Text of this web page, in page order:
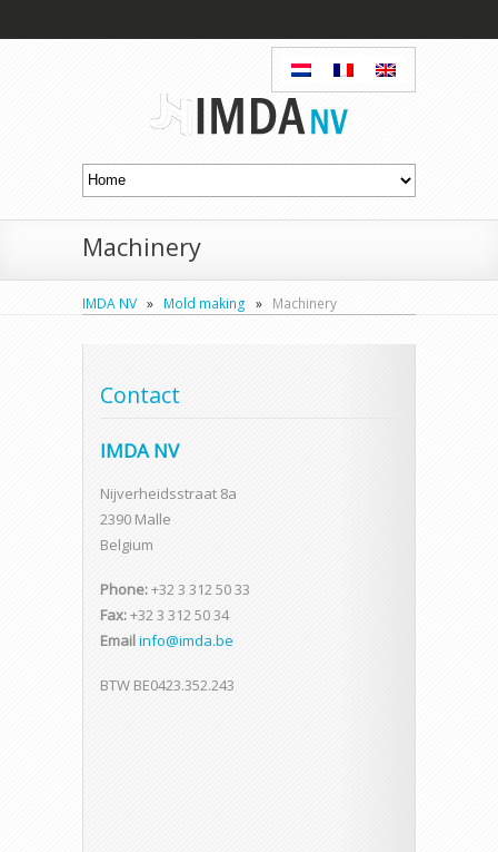
Machinery
IMDA NV » Mold making » Machinery
Contact
IMDA NV
Nijverheidsstraat 8a
2390 Malle
Belgium
Phone:+32 3 312 50 33
Fax:+32 3 312 50 34
Emailinfo@imda.be
BTW BE0423.352.243